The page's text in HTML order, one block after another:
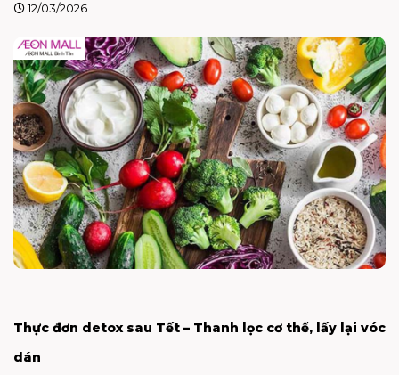
12/03/2026
Thực đơn detox sau Tết – Thanh lọc cơ thể, lấy lại vóc
dán